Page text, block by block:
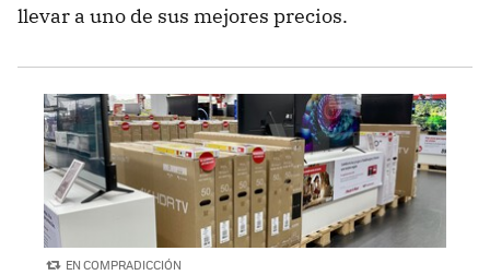
llevar a uno de sus mejores precios.
EN COMPRADICCIÓN